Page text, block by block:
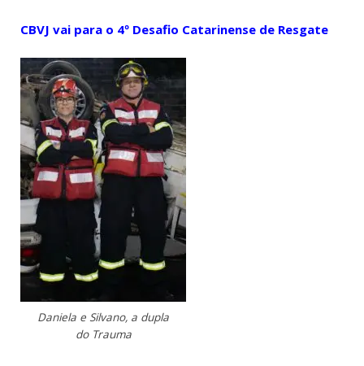
CBVJ vai para o 4º Desafio Catarinense de Resgate
Daniela e Silvano, a dupla
do Trauma